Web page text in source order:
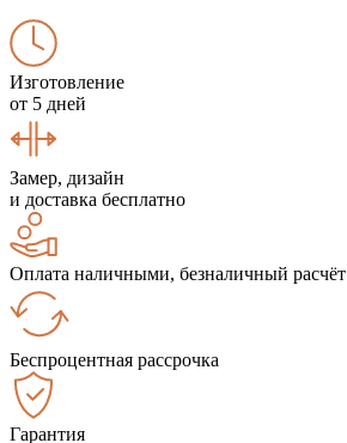
Изготовление
от 5 дней
Замер, дизайн
и доставка бесплатно
Оплата наличными, безналичный расчёт
Беспроцентная рассрочка
Гарантия